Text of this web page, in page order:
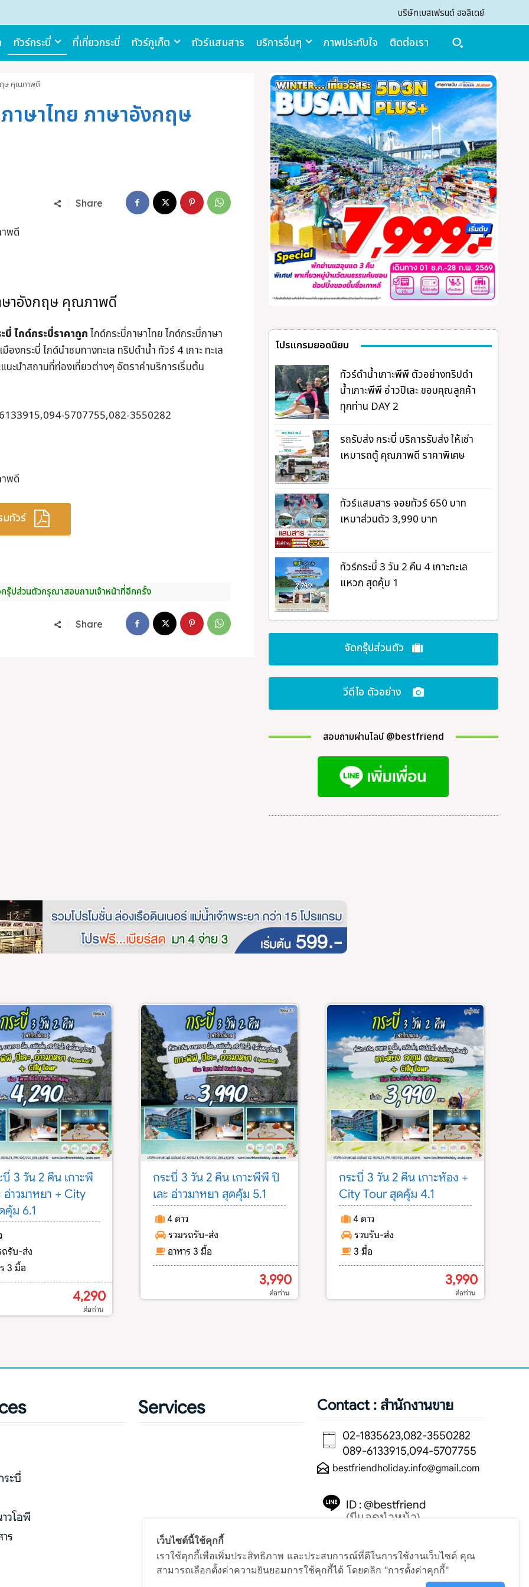
Search
Search
นๆ
บใจ
บริษัทเบสเฟรนด์ ฮอลิเดย์
ทัวร์กระบี่ ที่เที่ยวกระบี่ ทัวร์ภูเก็ต ทัวร์แสมสาร บริการอื่นๆ ภาพประทับใจ ติดต่อเรา
ฤษ คุณภาพดี
าษาไทย ภาษาอังกฤษ
Share
พดี
ษาอังกฤษ คุณภาพดี
บี่ไกด์กระบี่ราคาถูกไกด์กระบี่ภาษาไทย ไกด์กระบี่ภาษา
กระบี่ ไกด์นำชมทางทะเล ทริปดำน้ำ ทัวร์ 4 เกาะ ทะเล
ะนำสถานที่ท่องเที่ยวต่างๆ อัตราค่าบริการเริ่มต้น
6133915,094-5707755,082-3550282
พดี
มทัวร์
รุ๊ปส่วนตัวกรุณาสอบถามเจ้าหน้าที่อีกครั้ง
Share
โปรแกรมยอดนิยม
ทัวร์ดำน้ำเกาะพีพี ตัวอย่างทริปดำ
น้ำเกาะพีพี อ่าวปิเละ ขอบคุณลูกค้า
ทุกท่าน DAY 2
รถรับส่ง กระบี่ บริการรับส่ง ให้เช่า
เหมารถตู้ คุณภาพดี ราคาพิเศษ
ทัวร์แสมสาร จอยทัวร์ 650 บาท
เหมาส่วนตัว 3,990 บาท
ทัวร์กระบี่ 3 วัน 2 คืน 4 เกาะทะเล
แหวก สุดคุ้ม 1
จัดกรุ๊ปส่วนตัว
วีดีโอ ตัวอย่าง
สอบถามผ่านไลน์ @bestfriend
บี่ 3 วัน 2 คืน เกาะพี
อ่าวมาหยา + City
ม 6.1
ถรับ-ส่ง
3 มื้อ
4,290
ต่อท่าน
กระบี่ 3 วัน 2 คืน เกาะพีพี ปิ
เละ อ่าวมาหยา สุดคุ้ม 5.1
4 ดาว
รวมรถรับ-ส่ง
อาหาร 3 มื้อ
3,990
ต่อท่าน
กระบี่ 3 วัน 2 คืน เกาะห้อง +
City Tour สุดคุ้ม 4.1
4 ดาว
รวบรับ-ส่ง
3 มื้อ
3,990
ต่อท่าน
ระบี่
าวโอพี
ร
Services Contact : สำนักงานขาย
02-1835623,082-3550282
089-6133915,094-5707755
bestfriendholiday.info@gmail.com
ID : @bestfriend
(มีแอดนำหน้า)
เว็บไซต์นี้ใช้คุกกี้
เราใช้คุกกี้เพื่อเพิ่มประสิทธิภาพ และประสบการณ์ที่ดีในการใช้งานเว็บไซต์ คุณ
สามารถเลือกตั้งค่าความยินยอมการใช้คุกกี้ได้ โดยคลิก "การตั้งค่าคุกกี้"